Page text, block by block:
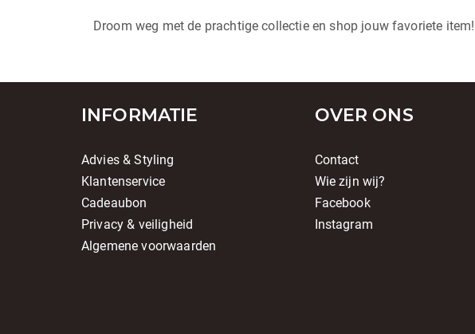
Droom weg met de prachtige collectie en shop jouw favoriete item!
INFORMATIE
Advies & Styling
Klantenservice
Cadeaubon
Privacy & veiligheid
Algemene voorwaarden
OVER ONS
Contact
Wie zijn wij?
Facebook
Instagram